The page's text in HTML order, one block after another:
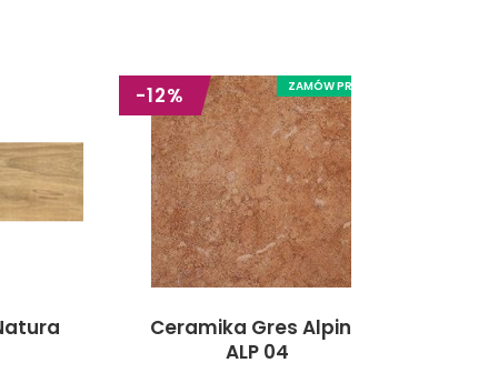
-12% ZAMÓW PRÓBKĘ
Ceramika Gres Alpino
ALP 04